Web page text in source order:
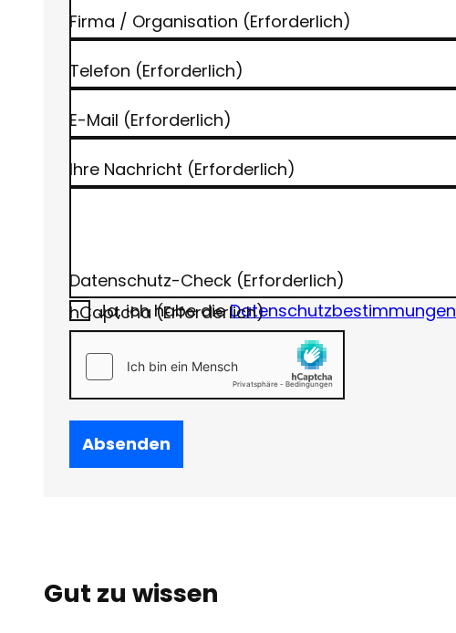
Firma / Organisation (Erforderlich)
Telefon (Erforderlich)
E-Mail (Erforderlich)
Ihre Nachricht (Erforderlich)
Datenschutz-Check (Erforderlich)
Ja, ich habe dieDatenschutzbestimmungen
hCaptcha(Erforderlich)
Absenden
Gut zu wissen